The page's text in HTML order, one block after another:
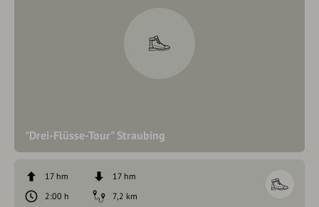
"Drei-Flüsse-Tour" Straubing
17 hm
17 hm
2:00 h
7,2 km